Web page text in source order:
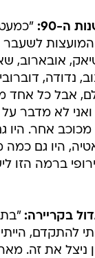
ה-90:
המועצות
אובארוב,
נדודה,
אבל כל אחד
לא מדבר על
מכוכב אחר. היו
היו גם כמה
ברמה הזו
בקריירה:
להתקדם,
ניצל את זה.